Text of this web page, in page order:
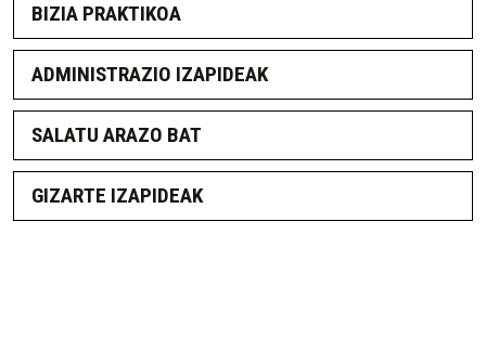
BIZIA PRAKTIKOA
ADMINISTRAZIO IZAPIDEAK
SALATU ARAZO BAT
GIZARTE IZAPIDEAK